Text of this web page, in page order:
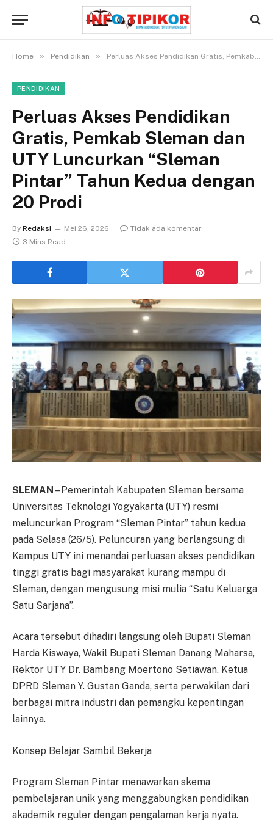
Home » Pendidikan » Perluas Akses Pendidikan Gratis, Pemkab Sleman dan UTY Luncurkan “Sleman Pintar” Tahun Kedua dengan 20 Prodi
PENDIDIKAN
Perluas Akses Pendidikan
Gratis, Pemkab Sleman dan
UTY Luncurkan “Sleman
Pintar” Tahun Kedua dengan
20 Prodi
By Redaksi Mei 26, 2026
Tidak ada komentar
3 Mins Read
SLEMAN – Pemerintah Kabupaten Sleman bersama
Universitas Teknologi Yogyakarta (UTY) resmi
meluncurkan Program “Sleman Pintar” tahun kedua
pada Selasa (26/5). Peluncuran yang berlangsung di
Kampus UTY ini menandai perluasan akses pendidikan
tinggi gratis bagi masyarakat kurang mampu di
Sleman, dengan mengusung misi mulia “Satu Keluarga
Satu Sarjana”.
Acara tersebut dihadiri langsung oleh Bupati Sleman
Harda Kiswaya, Wakil Bupati Sleman Danang Maharsa,
Rektor UTY Dr. Bambang Moertono Setiawan, Ketua
DPRD Sleman Y. Gustan Ganda, serta perwakilan dari
berbagai mitra industri dan pemangku kepentingan
lainnya.
Konsep Belajar Sambil Bekerja
Program Sleman Pintar menawarkan skema
pembelajaran unik yang menggabungkan pendidikan
akademik reguler dengan pengalaman kerja nyata.